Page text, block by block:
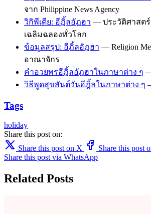
จาก Philippine News Agency
วิกิพีเดีย: อีฎิ้ลอัฎฮา — ประวัติศาสต
เฉลิมฉลองทั่วโลก
ข้อมูลสรุป: อีฎิ้ลอัฎฮา — Religion
อาณาจักร
คำอวยพรอีฎิ้ลอัฎฮาในภาษาต่าง ๆ
วิธีพูดสุขสันต์วันอีฎิ้ลในภาษาต่าง ๆ
Tags
holiday
Share this post on:
Share this post on X
Share this post
Share this post via WhatsApp
Related Posts